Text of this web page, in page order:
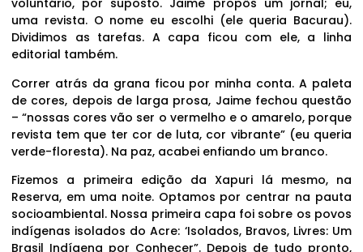
voluntário, por suposto. Jaime propôs um jornal; eu,
uma revista. O nome eu escolhi (ele queria Bacurau).
Dividimos as tarefas. A capa ficou com ele, a linha
editorial também.
Correr atrás da grana ficou por minha conta. A paleta
de cores, depois de larga prosa, Jaime fechou questão
– “nossas cores vão ser o vermelho e o amarelo, porque
revista tem que ter cor de luta, cor vibrante” (eu queria
verde-floresta). Na paz, acabei enfiando um branco.
Fizemos a primeira edição da Xapuri lá mesmo, na
Reserva, em uma noite. Optamos por centrar na pauta
socioambiental. Nossa primeira capa foi sobre os povos
indígenas isolados do Acre: ‘Isolados, Bravos, Livres: Um
Brasil Indígena por Conhecer”. Depois de tudo pronto,